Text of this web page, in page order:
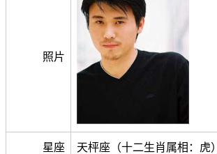
照片
星座 天枰座（十二生肖属相：虎）